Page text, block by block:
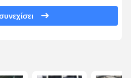
χάλυβα
ράβδους